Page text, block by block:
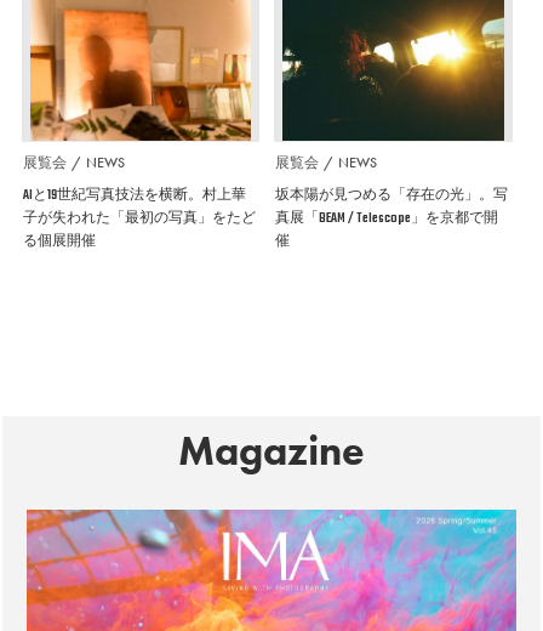
展覧会 NEWS
AIと19世紀写真技法を横断。村上華
子が失われた「最初の写真」をたど
る個展開催
展覧会 NEWS
坂本陽が見つめる「存在の光」。写
真展「BEAM / Telescope」を京都で開
催
Magazine